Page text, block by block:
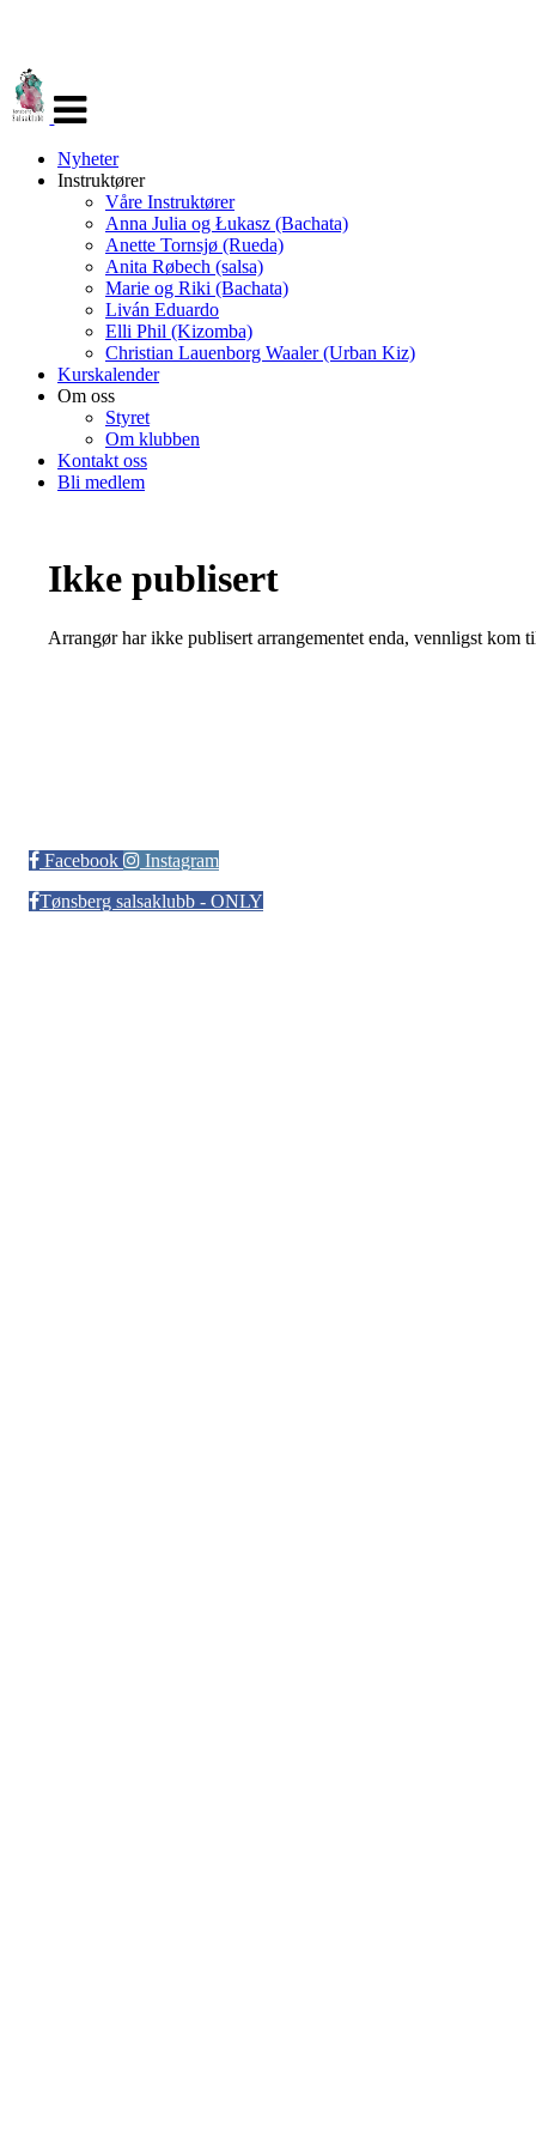
navigasjon
Nyheter
Instruktører
Våre Instruktører
Anna Julia og Łukasz (Bachata)
Anette Tornsjø (Rueda)
Anita Røbech (salsa)
Marie og Riki (Bachata)
Liván Eduardo
Elli Phil (Kizomba)
Christian Lauenborg Waaler (Urban Kiz)
Kurskalender
Om oss
Styret
Om klubben
Kontakt oss
Bli medlem
Ikke publisert
Arrangør har ikke publisert arrangementet enda, vennligst kom
Facebook
Instagram
Tønsberg salsaklubb - ONLY